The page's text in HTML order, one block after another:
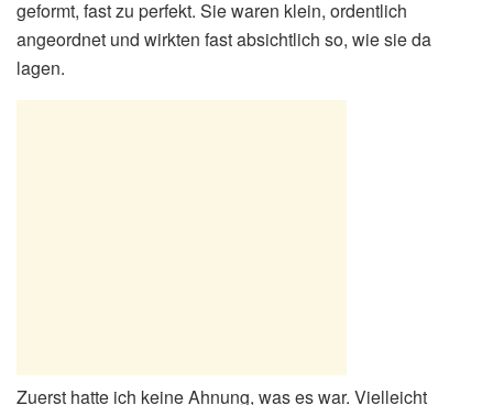
geformt, fast zu perfekt. Sie waren klein, ordentlich
angeordnet und wirkten fast absichtlich so, wie sie da
lagen.
Zuerst hatte ich keine Ahnung, was es war. Vielleicht